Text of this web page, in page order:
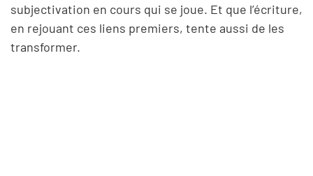
subjectivation en cours qui se joue. Et que l’écriture,
en rejouant ces liens premiers, tente aussi de les
transformer.